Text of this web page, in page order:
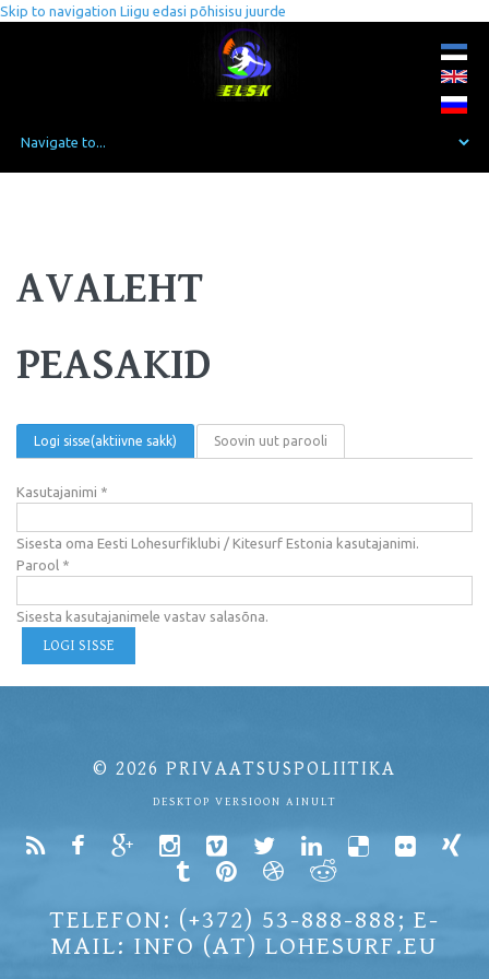
Skip to navigation Liigu edasi põhisisu juurde
AVALEHT
PEASAKID
Logi sisse(aktiivne sakk) Soovin uut parooli
Kasutajanimi *
Sisesta oma Eesti Lohesurfiklubi / Kitesurf Estonia kasutajanimi.
Parool *
Sisesta kasutajanimele vastav salasõna.
© 2026 PRIVAATSUSPOLIITIKA
DESKTOP VERSIOON AINULT
TELEFON: (+372) 53-888-888; E-
MAIL: INFO (AT) LOHESURF.EU